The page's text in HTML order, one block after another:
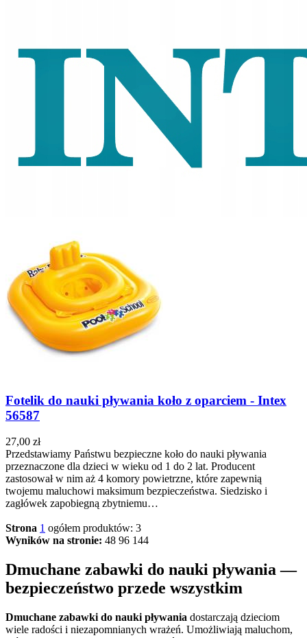
Fotelik do nauki pływania koło z oparciem - Intex
56587
27,00 zł
Przedstawiamy Państwu bezpieczne koło do nauki pływania
przeznaczone dla dzieci w wieku od 1 do 2 lat. Producent
zastosował w nim aż 4 komory powietrzne, które zapewnią
twojemu maluchowi maksimum bezpieczeństwa. Siedzisko i
zagłówek zapobiegną zbytniemu…
Strona 1 ogółem produktów: 3
Wyników na stronie: 48 96 144
Dmuchane zabawki do nauki pływania —
bezpieczeństwo przede wszystkim
Dmuchane zabawki do nauki pływania dostarczają dzieciom
wiele radości i niezapomnianych wrażeń. Umożliwiają maluchom,